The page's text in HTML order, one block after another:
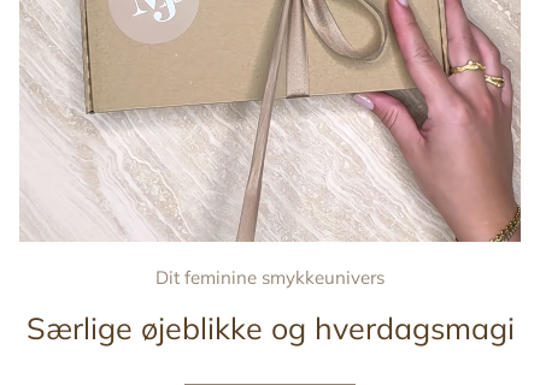
Dit feminine smykkeunivers
Særlige øjeblikke og hverdagsmagi